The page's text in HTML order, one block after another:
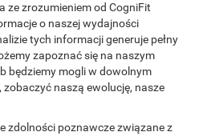
ze zrozumieniem od CogniFit
o naszej wydajności
tych informacji generuje pełny
zapoznać się na naszym
będziemy mogli w dowolnym
naszą ewolucję, nasze
zdolności poznawcze związane z